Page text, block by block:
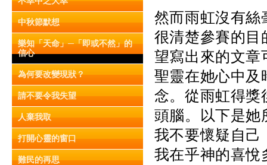
中秋節默想
樂知「天命」─「即或不然」的
信心
為何要改變現狀？
請不要令我失望
人棄我取
打開心靈的窗口
難民的再思
然而雨虹沒有絲
很清楚參賽的目
望寫出來的文章
聖靈在她心中及
念。從雨虹得獎
頭腦。以下是她
我不要懷疑自己
我在乎神的喜悅